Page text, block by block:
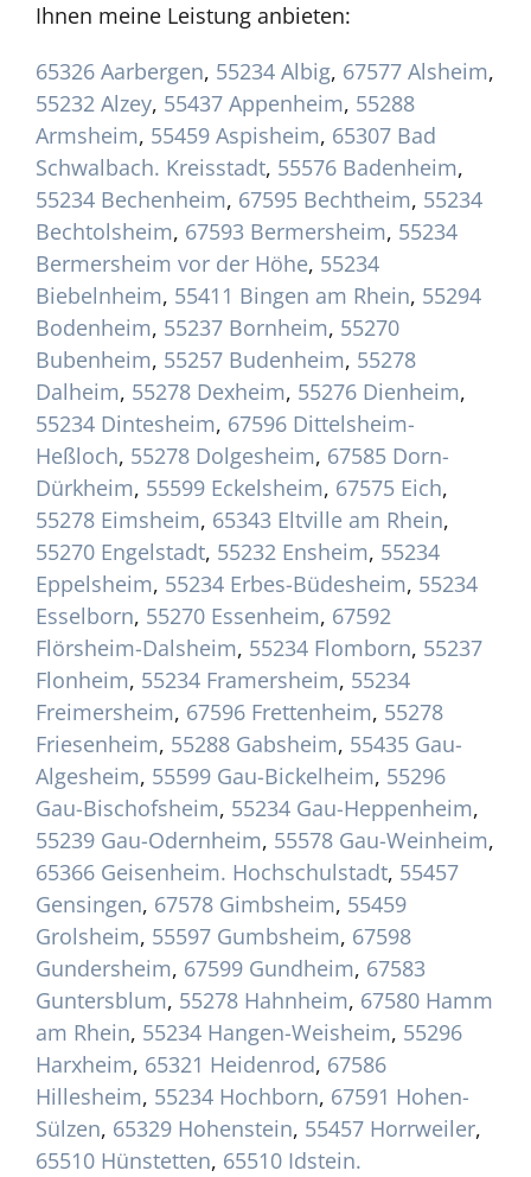
Ihnen meine Leistung anbieten:
65326 Aarbergen, 55234 Albig, 67577 Alsheim,
55232 Alzey, 55437 Appenheim, 55288
Armsheim, 55459 Aspisheim, 65307 Bad
Schwalbach. Kreisstadt, 55576 Badenheim,
55234 Bechenheim, 67595 Bechtheim, 55234
Bechtolsheim, 67593 Bermersheim, 55234
Bermersheim vor der Höhe, 55234
Biebelnheim, 55411 Bingen am Rhein, 55294
Bodenheim, 55237 Bornheim, 55270
Bubenheim, 55257 Budenheim, 55278
Dalheim, 55278 Dexheim, 55276 Dienheim,
55234 Dintesheim, 67596 Dittelsheim-
Heßloch, 55278 Dolgesheim, 67585 Dorn-
Dürkheim, 55599 Eckelsheim, 67575 Eich,
55278 Eimsheim, 65343 Eltville am Rhein,
55270 Engelstadt, 55232 Ensheim, 55234
Eppelsheim, 55234 Erbes-Büdesheim, 55234
Esselborn, 55270 Essenheim, 67592
Flörsheim-Dalsheim, 55234 Flomborn, 55237
Flonheim, 55234 Framersheim, 55234
Freimersheim, 67596 Frettenheim, 55278
Friesenheim, 55288 Gabsheim, 55435 Gau-
Algesheim, 55599 Gau-Bickelheim, 55296
Gau-Bischofsheim, 55234 Gau-Heppenheim,
55239 Gau-Odernheim, 55578 Gau-Weinheim,
65366 Geisenheim. Hochschulstadt, 55457
Gensingen, 67578 Gimbsheim, 55459
Grolsheim, 55597 Gumbsheim, 67598
Gundersheim, 67599 Gundheim, 67583
Guntersblum, 55278 Hahnheim, 67580 Hamm
am Rhein, 55234 Hangen-Weisheim, 55296
Harxheim, 65321 Heidenrod, 67586
Hillesheim, 55234 Hochborn, 67591 Hohen-
Sülzen, 65329 Hohenstein, 55457 Horrweiler,
65510 Hünstetten, 65510 Idstein.